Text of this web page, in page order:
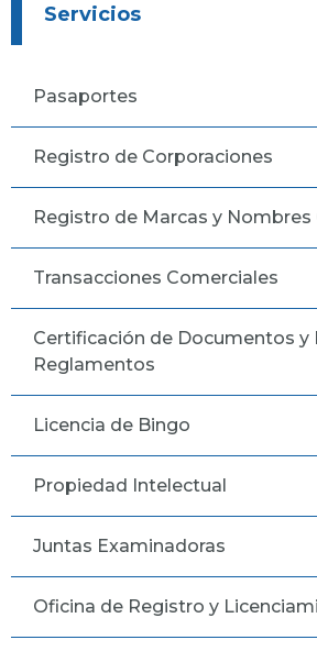
Servicios
Pasaportes
Registro de Corporaciones
Registro de Marcas y Nombres
Transacciones Comerciales
Certificación de Documentos y
Reglamentos
Licencia de Bingo
Propiedad Intelectual
Juntas Examinadoras
Oficina de Registro y